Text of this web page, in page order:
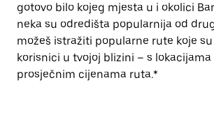
gotovo bilo kojeg mjesta u i okolici
neka su odredišta popularnija od
možeš istražiti popularne rute koje
korisnici u tvojoj blizini – s lokacijama
prosječnim cijenama ruta.*